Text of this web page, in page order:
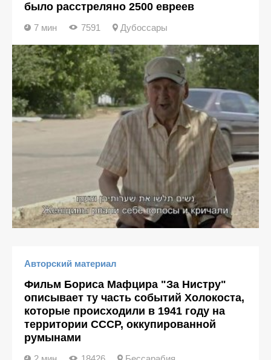
было расстреляно 2500 евреев
7 мин 7591 Дубоссары
Авторский материал
Фильм Бориса Мафцира "За Нистру"
описывает ту часть событий Холокоста,
которые происходили в 1941 году на
территории СССР, оккупированной
румынами